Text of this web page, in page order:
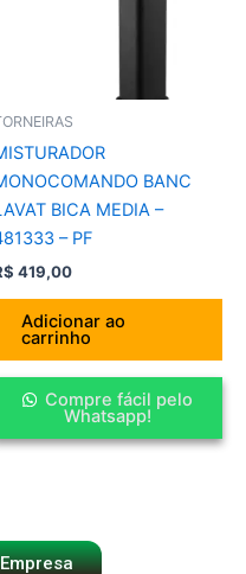
BANC
BICA MEDIA –
– PF
419,00
Adicionar ao
carrinho
Compre fácil pelo
Whatsapp!